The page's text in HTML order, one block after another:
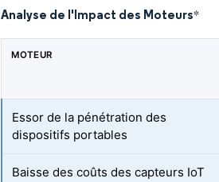
Analyse de l'Impact des Moteurs*
MOTEUR
Essor de la pénétration des
dispositifs portables
Baisse des coûts des capteurs IoT